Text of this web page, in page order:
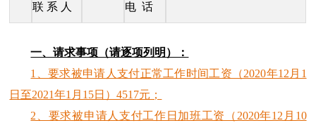
联 系 人 电 话
一、请求事项（请逐项列明）：
1、要求被申请人支付正常工作时间工资（2020年12月1
日至2021年1月15日）4517元；
2、要求被申请人支付工作日加班工资（2020年12月10